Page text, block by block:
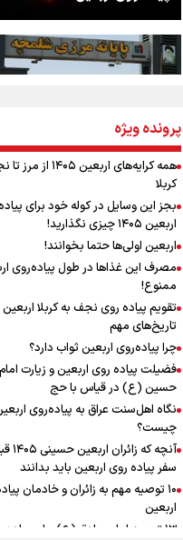
سه حسرتی که به
نگاه تمدنی رهبر
فضای مجازی
رابطه کارگر و کارفرما
به زوجیت
اینفو برنا / جدول کامل فاصله
شلمچه تا شهرهای زیارتی عراق
اینفو برنا/ میزان مالیات بر ارزش
افزوده چقدر است؟
اینفوبرنا/ سقف معافیت مالیاتی
حقوق کارکنان دولت و
در بودجه ۱۴۰۵ چقدر است؟
پرونده ویژه
همه کرایه‌های اربعین ۱۴۰۵
کربلا
بجز این وسایل در کوله خود برای
اربعین ۱۴۰۵ چیزی نگذارید!
اربعین اولی‌ها حتما بخوانند!
مصرف این غذاها در طول پیاده‌روی
ممنوع!
تاریخ‌های مهم
چرا پیاده‌روی اربعین ثواب دارد؟
فضیلت پیاده روی اربعین و زیارت امام
حسین (ع) در قیاس با حج
نگاه اهل‌سنت عراق به پیاده‌روی
چیست؟
آنچه که
سفر پیاده روی اربعین باید بدانند
۱۰ توصیه مهم به زائران و خادمان
اربعین
۱۳ توصیه امام صادق (ع) برای